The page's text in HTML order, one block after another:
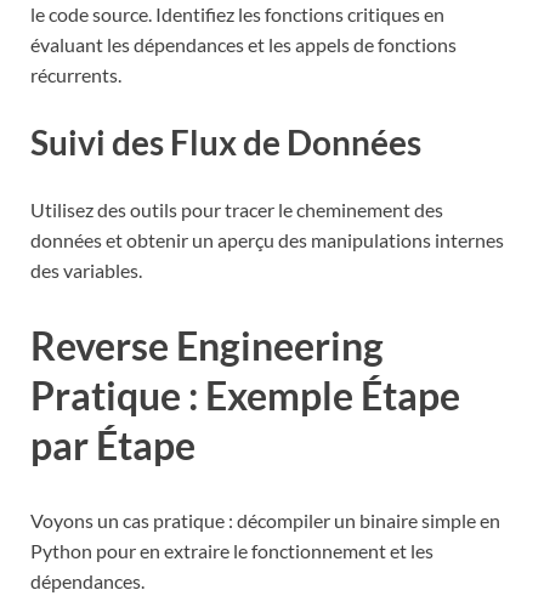
le code source. Identifiez les fonctions critiques en
évaluant les dépendances et les appels de fonctions
récurrents.
Suivi des Flux de Données
Utilisez des outils pour tracer le cheminement des
données et obtenir un aperçu des manipulations internes
des variables.
Reverse Engineering
Pratique : Exemple Étape
par Étape
Voyons un cas pratique : décompiler un binaire simple en
Python pour en extraire le fonctionnement et les
dépendances.